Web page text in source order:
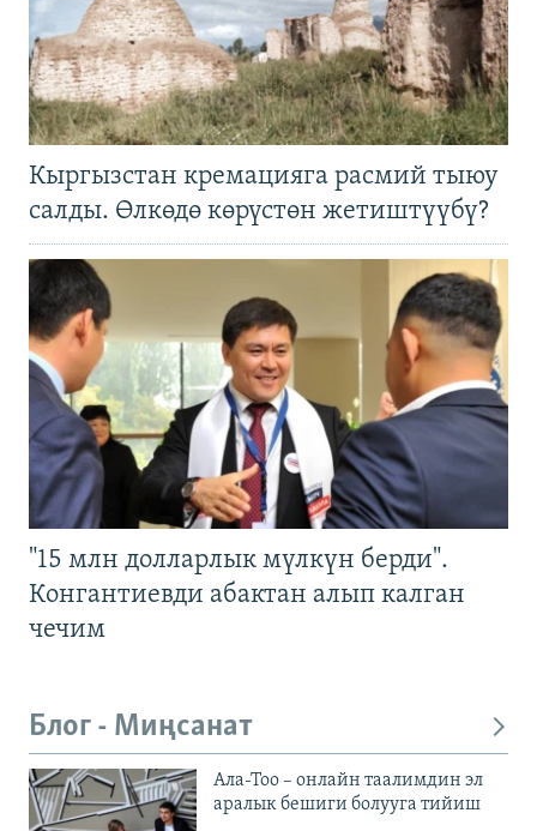
Кыргызстан кремацияга расмий тыюу
салды. Өлкөдө көрүстөн жетиштүүбү?
"15 млн долларлык мүлкүн берди".
Конгантиевди абактан алып калган
чечим
Блог - Миңсанат
Ала-Тоо – онлайн таалимдин эл
аралык бешиги болууга тийиш